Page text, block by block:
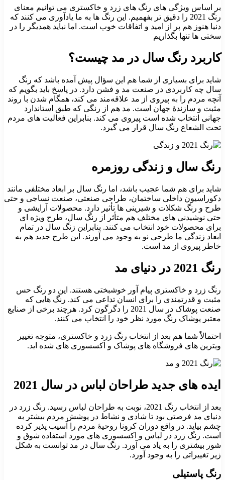
بر اساس ویژگی های رنگ های زرد و خاکستری می توانیم معنای
رنگ 2021 را دقیق تر بفهمیم. این رنگ ها به ما یادآوری می کنند که
دنیا هنوز هم پر از امید و اتفاقات خوب است. اما نباید همدیگر را در
سختی ها تنها بگذاریم
کاربرد رنگ سال در مد چیست؟
شاید برای بسیاری از شما هم این سؤال پیش آمده باشد که رنگ
سال چه کاربردی در صنعت مد و فشن دارد. در پاسخ باید بگویم که
آنچه مردم را به پیروی از مد علاقه‌مند می کند، همگام شدن با روند
مثبت و سازندۀ جهان است. مد هم از رنگی که طبق استاندارد
جهانی انتخاب شده است پیروی می کند. بنابراین فعالیت های مردم
تحت الشعاع رنگ سال قرار می گیرد.
رنگ سال و زندگی روزمره
شاید برای هم شما عجیب باشد، اما رنگ سال بر ابعاد مختلفی مانند
دکوراسیون داخلی ساختمان، طراحی صنعتی، صنعت نساجی و حتی
طرح و رنگ شکلات و شیرینی ها تأثیر دارد. محصولات آرایشی و
حتی نوشیدنی های مختلف هم متأثر از رنگ سال، طرح ویژه ای
برای محصولات خود انتخاب می کنند. بنابراین زنگ سال در تمام
ابعاد زندگی ما طرحی نو به وجود می آورند. این طرح جدید هم به
خاطر پیروی از مد است.
رنگ 2021 در دنیای مد
رنگ زرد و خاکستری پیام آور خوشبختی هستند. این دو رنگ حس
مثبت و قدرتمندی را برای انسان تداعی می کند. رنگ هایی که
صنعت پوشاک در سال 2021 را دگرگون کرد. هرچند برخی از صنایع
معتبر پوشاک رنگ مورد نظر خود را انتخاب می کنند.
احتمالاً شما هم بعد از انتخاب رنگ زرد و خاکستری، متوجه تغییر
ویترین های فروشگاه های پوشاک و اکسسوری های شده اید.
ایده های جدید طراحان لباس در سال 2021
بعد از انتخاب رنگ 2021، نوبت به طراحان لباس رسید. رنگ زرد در
دنیای مد فرصتی بود تا شادی و نشاط در پوشش مردم بیشتر به
چشم بیاید. در واقع دوران کرونا روحیۀ مردم را آسیب پذیر کرده
است. رنگ زرد در لباس و اکسسوری های مورد استفاده شوق و
شور بیشتری را به یاد می آورد. رنگ سال در مد توانست به شکل
زیر تغییراتی را به وجود آورد.
رنگ پاستیلی